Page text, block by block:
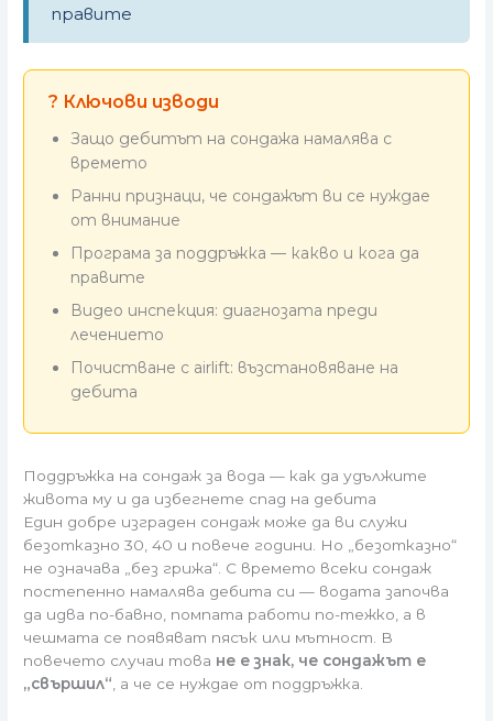
правите
? Ключови изводи
Защо дебитът на сондажа намалява с
времето
Ранни признаци, че сондажът ви се нуждае
от внимание
Програма за поддръжка — какво и кога да
правите
Видео инспекция: диагнозата преди
лечението
Почистване с airlift: възстановяване на
дебита
Поддръжка на сондаж за вода — как да удължите
живота му и да избегнете спад на дебита
Един добре изграден сондаж може да ви служи
безотказно 30, 40 и повече години. Но „безотказно“
не означава „без грижа“. С времето всеки сондаж
постепенно намалява дебита си — водата започва
да идва по-бавно, помпата работи по-тежко, а в
чешмата се появяват пясък или мътност. В
повечето случаи това не е знак, че сондажът е
„свършил“, а че се нуждае от поддръжка.